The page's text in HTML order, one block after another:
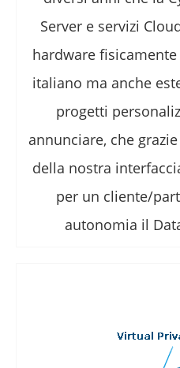
Server e servizi
hardware
italiano ma anche
progetti
annunciare, che
della nostra
per un cliente/
autonomia il